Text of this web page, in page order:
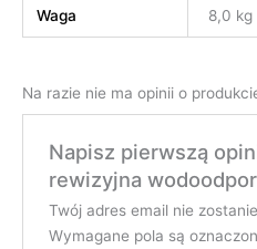
Waga 8,0 kg
Na razie nie ma opinii o
Napisz pierwszą
rewizyjna
Twój adres email nie
Wymagane pola są